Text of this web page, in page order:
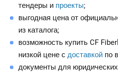
тендеры и проекты;
выгодная цена от
из каталога;
возможность купить CF
низкой цене сдоставкой по
документы для